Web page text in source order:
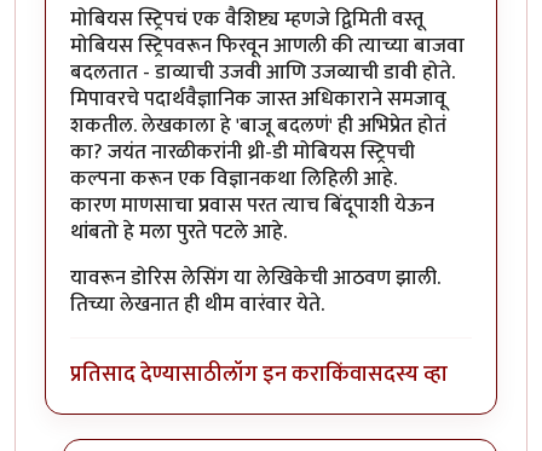
मोबियस स्ट्रिपचं एक वैशिष्ट्य म्हणजे द्विमिती वस्तू
मोबियस स्ट्रिपवरून फिरवून आणली की त्याच्या बाजवा
बदलतात - डाव्याची उजवी आणि उजव्याची डावी होते.
मिपावरचे पदार्थवैज्ञानिक जास्त अधिकाराने समजावू
शकतील. लेखकाला हे 'बाजू बदलणं' ही अभिप्रेत होतं
का? जयंत नारळीकरांनी थ्री-डी मोबियस स्ट्रिपची
कल्पना करून एक विज्ञानकथा लिहिली आहे.
कारण माणसाचा प्रवास परत त्याच बिंदूपाशी येऊन
थांबतो हे मला पुरते पटले आहे.
यावरून डोरिस लेसिंग या लेखिकेची आठवण झाली.
तिच्या लेखनात ही थीम वारंवार येते.
प्रतिसाद देण्यासाठीलॉग इन कराकिंवासदस्य व्हा